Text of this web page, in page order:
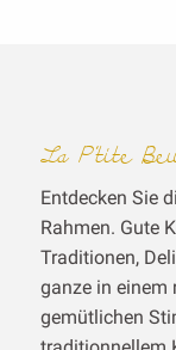
La P’tite
Entdecken Sie
Rahmen. Gute
Traditionen,
ganze in einem
gemütlichen